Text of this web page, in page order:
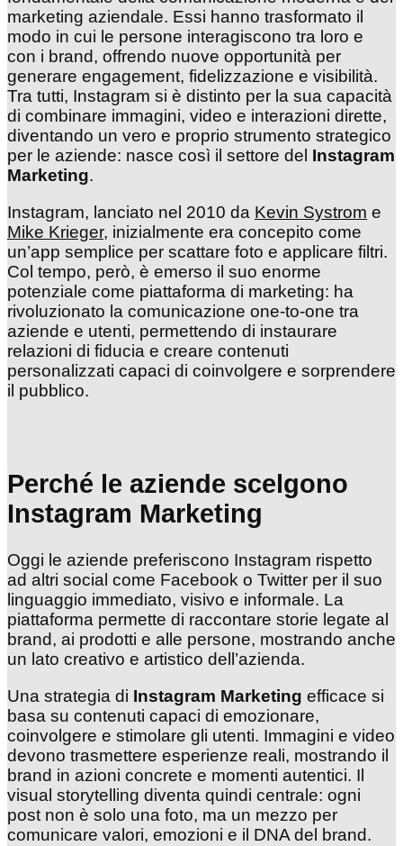
marketing aziendale. Essi hanno trasformato il
modo in cui le persone interagiscono tra loro e
con i brand, offrendo nuove opportunità per
generare engagement, fidelizzazione e visibilità.
Tra tutti, Instagram si è distinto per la sua capacità
di combinare immagini, video e interazioni dirette,
diventando un vero e proprio strumento strategico
per le aziende: nasce così il settore del Instagram
Marketing.
Instagram, lanciato nel 2010 da Kevin Systrom e
Mike Krieger, inizialmente era concepito come
un’app semplice per scattare foto e applicare filtri.
Col tempo, però, è emerso il suo enorme
potenziale come piattaforma di marketing: ha
rivoluzionato la comunicazione one-to-one tra
aziende e utenti, permettendo di instaurare
relazioni di fiducia e creare contenuti
personalizzati capaci di coinvolgere e sorprendere
il pubblico.
Perché le aziende scelgono
Instagram Marketing
Oggi le aziende preferiscono Instagram rispetto
ad altri social come Facebook o Twitter per il suo
linguaggio immediato, visivo e informale. La
piattaforma permette di raccontare storie legate al
brand, ai prodotti e alle persone, mostrando anche
un lato creativo e artistico dell’azienda.
Una strategia di Instagram Marketing efficace si
basa su contenuti capaci di emozionare,
coinvolgere e stimolare gli utenti. Immagini e video
devono trasmettere esperienze reali, mostrando il
brand in azioni concrete e momenti autentici. Il
visual storytelling diventa quindi centrale: ogni
post non è solo una foto, ma un mezzo per
comunicare valori, emozioni e il DNA del brand.